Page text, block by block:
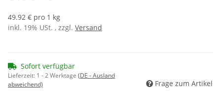
49.92 € pro 1 kg
inkl. 19% USt. , zzgl. Versand
Sofort verfügbar
Lieferzeit: 1 - 2 Werktage (DE - Ausland
abweichend)
Frage zum Artikel